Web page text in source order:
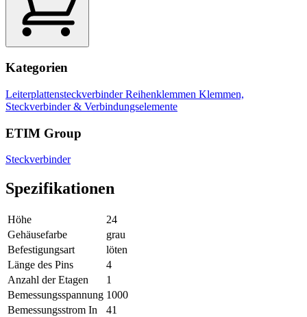
Kategorien
LeiterplattensteckverbinderReihenklemmen Klemmen,
Steckverbinder & Verbindungselemente
ETIM Group
Steckverbinder
Spezifikationen
Höhe
24
Gehäusefarbe
grau
Befestigungsart
löten
Länge des Pins
4
Anzahl der Etagen
1
Bemessungsspannung 1000
Bemessungsstrom In
41